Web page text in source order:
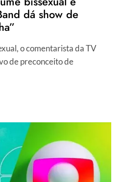
dá show de
o comentarista da TV
de preconceito de